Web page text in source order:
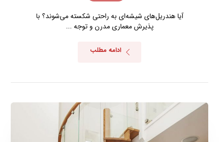
آیا هندریل‌های شیشه‌ای به راحتی شکسته می‌شوند؟ با
پذیرش معماری مدرن و توجه ...
ادامه مطلب